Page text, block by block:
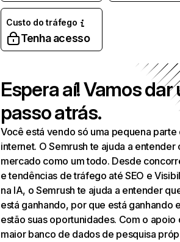
Custo do tráfego
Tenha acesso
Espera aí! Vamos dar
passo atrás.
Você está vendo só uma pequena parte
internet. O Semrush te ajuda a entender
mercado como um todo. Desde
e tendências de tráfego até SEO e
na IA, o Semrush te ajuda a entender
está ganhando, por que está ganhando
estão suas oportunidades. Com o apoio
maior banco de dados de pesquisa